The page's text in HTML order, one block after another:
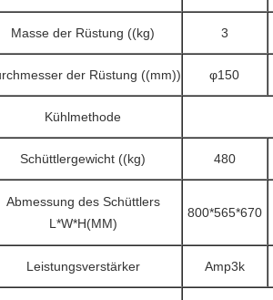
Masse der Rüstung ((kg) 3
der Rüstung ((mm)) φ150
Kühlmethode
Schüttlergewicht ((kg) 480
Abmessung des Schüttlers
L*W*H(MM)
800*565*670
Leistungsverstärker Amp3k